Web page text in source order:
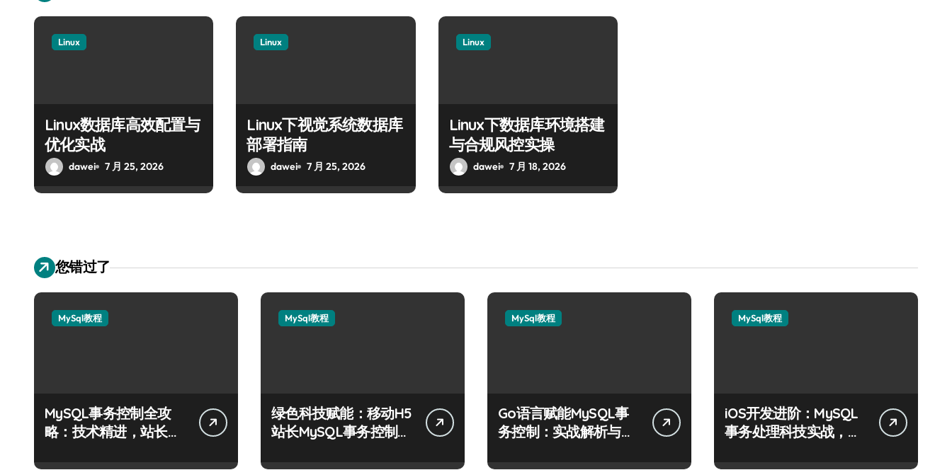
Linux
Linux数据库高效配置与
优化实战
dawei 7 月 25, 2026
Linux
Linux下视觉系统数据库
部署指南
dawei 7 月 25, 2026
Linux
Linux下数据库环境搭建
与合规风控实操
dawei 7 月 18, 2026
您错过了
MySql教程
MySQL事务控制全攻
略：技术精进，站长运
MySql教程
绿色科技赋能：移动H5
站长MySQL事务控制高
MySql教程
Go语言赋能MySQL事
务控制：实战解析与科
MySql教程
iOS开发进阶：MySQL
事务处理科技实战，技